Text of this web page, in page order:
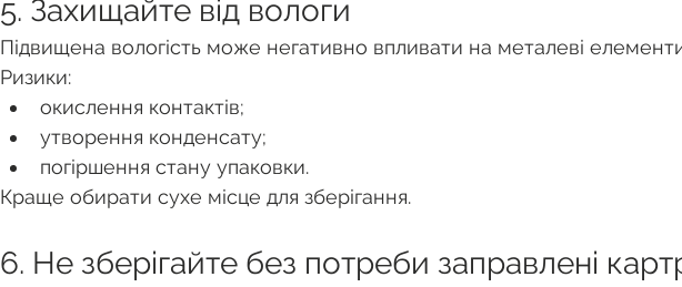
5. Захищайте від вологи
Підвищена вологість може негативно впливати на металеві
Ризики:
окислення контактів;
утворення конденсату;
погіршення стану упаковки.
Краще обирати сухе місце для зберігання.
6. Не зберігайте без потреби заправлені